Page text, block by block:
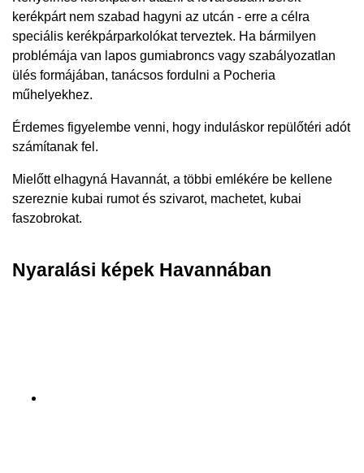
kerékpárt nem szabad hagyni az utcán - erre a célra
speciális kerékpárparkolókat terveztek. Ha bármilyen
problémája van lapos gumiabroncs vagy szabályozatlan
ülés formájában, tanácsos fordulni a Pocheria
műhelyekhez.
Érdemes figyelembe venni, hogy induláskor repülőtéri adót
számítanak fel.
Mielőtt elhagyná Havannát, a többi emlékére be kellene
szereznie kubai rumot és szivarot, machetet, kubai
faszobrokat.
Nyaralási képek Havannában